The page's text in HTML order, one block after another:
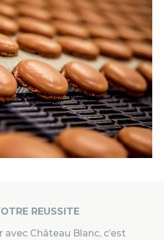
REUSSITE
Château Blanc, c’est